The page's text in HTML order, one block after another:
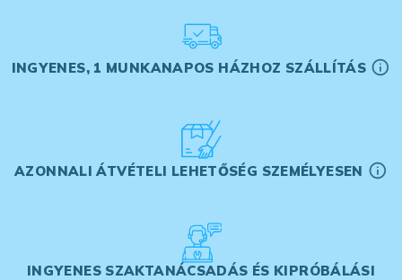
INGYENES, 1 MUNKANAPOS HÁZHOZ SZÁLLÍTÁS
AZONNALI ÁTVÉTELI LEHETŐSÉG SZEMÉLYESEN
INGYENES SZAKTANÁCSADÁS ÉS KIPRÓBÁLÁSI